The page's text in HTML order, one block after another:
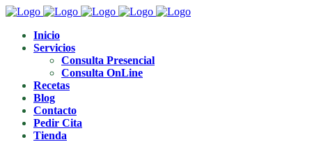
Inicio
Servicios
Consulta Presencial
Consulta OnLine
Recetas
Blog
Contacto
Pedir Cita
Tienda